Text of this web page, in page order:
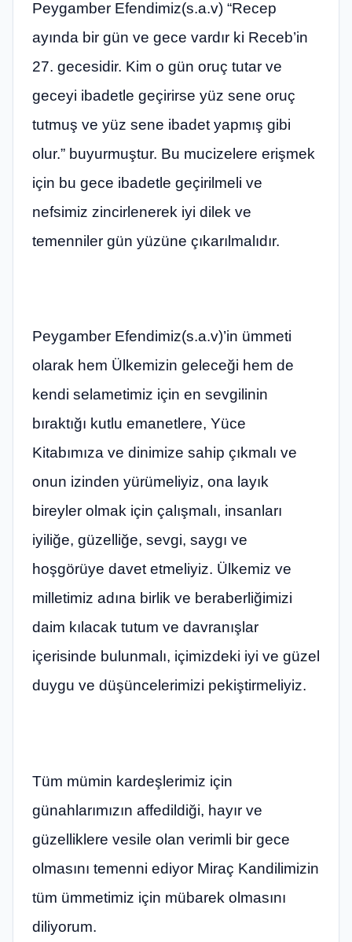
Peygamber Efendimiz(s.a.v) “Recep
ayında bir gün ve gece vardır ki Receb’in
27. gecesidir. Kim o gün oruç tutar ve
geceyi ibadetle geçirirse yüz sene oruç
tutmuş ve yüz sene ibadet yapmış gibi
olur.” buyurmuştur. Bu mucizelere erişmek
için bu gece ibadetle geçirilmeli ve
nefsimiz zincirlenerek iyi dilek ve
temenniler gün yüzüne çıkarılmalıdır.
Peygamber Efendimiz(s.a.v)’in ümmeti
olarak hem Ülkemizin geleceği hem de
kendi selametimiz için en sevgilinin
bıraktığı kutlu emanetlere, Yüce
Kitabımıza ve dinimize sahip çıkmalı ve
onun izinden yürümeliyiz, ona layık
bireyler olmak için çalışmalı, insanları
iyiliğe, güzelliğe, sevgi, saygı ve
hoşgörüye davet etmeliyiz. Ülkemiz ve
milletimiz adına birlik ve beraberliğimizi
daim kılacak tutum ve davranışlar
içerisinde bulunmalı, içimizdeki iyi ve güzel
duygu ve düşüncelerimizi pekiştirmeliyiz.
Tüm mümin kardeşlerimiz için
günahlarımızın affedildiği, hayır ve
güzelliklere vesile olan verimli bir gece
olmasını temenni ediyor Miraç Kandilimizin
tüm ümmetimiz için mübarek olmasını
diliyorum.